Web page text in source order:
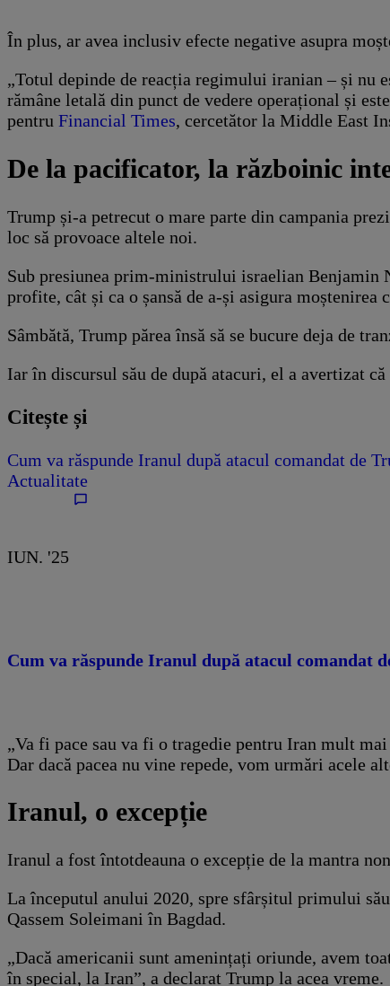
În plus, ar avea inclusiv efecte negative asupra
„Totul depinde de reacția regimului iranian – și nu
rămâne letală din punct de vedere operațional și
pentru Financial Times, cercetător la Middle East
De la pacificator, la războinic
Trump și-a petrecut o mare parte din campania
loc să provoace altele noi.
Sub presiunea prim-ministrului israelian Benjamin
profite, cât și ca o șansă de a-și asigura
Sâmbătă, Trump părea însă să se bucure deja de
Iar în discursul său de după atacuri, el a avertizat
Citește și
Cum va răspunde Iranul după atacul comandat de
Actualitate
IUN. '25
Cum va răspunde Iranul după atacul comandat
„Va fi pace sau va fi o tragedie pentru Iran mult
Dar dacă pacea nu vine repede, vom urmări acele
Iranul, o excepție
Iranul a fost întotdeauna o excepție de la mantra
La începutul anului 2020, spre sfârșitul primului
Qassem Soleimani în Bagdad.
„Dacă americanii sunt amenințați oriunde, avem
în special, la Iran”, a declarat Trump la acea vreme.